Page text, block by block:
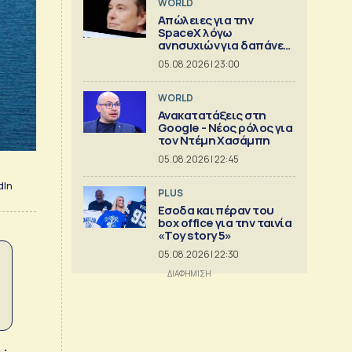
WORLD
Απώλειες για την
SpaceX λόγω
ανησυχιών για δαπάνες
ΑΙ
05.08.2026 | 23:00
WORLD
Ανακατατάξεις στη
Google - Νέος ρόλος για
τον Ντέμη Χασάμπη
05.08.2026 | 22:45
PLUS
Εσοδα και πέραν του
box office για την ταινία
«Toy story 5»
05.08.2026 | 22:30